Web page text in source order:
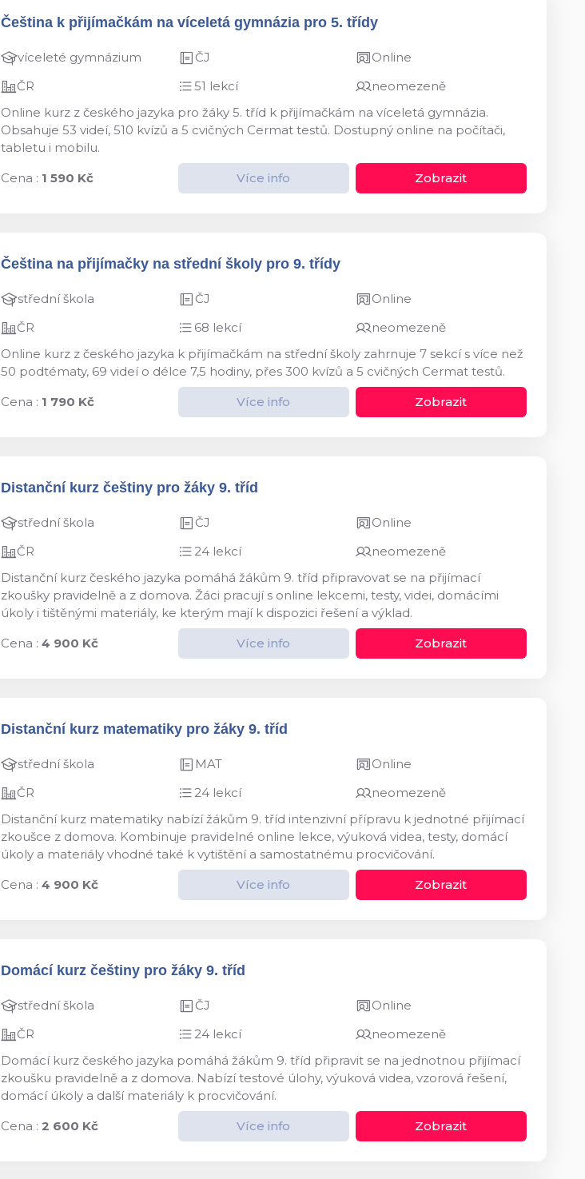
Čeština k přijímačkám na víceletá gymnázia pro 5. třídy
víceleté gymnázium ČJ
Online
ČR
51 lekcí
neomezeně
Online kurz z českého jazyka pro žáky 5. tříd k přijímačkám na víceletá gymnázia.
Obsahuje 53 videí, 510 kvízů a 5 cvičných Cermat testů. Dostupný online na počítači,
tabletu i mobilu.
Cena : 1 590 Kč Více info Zobrazit
Čeština na přijímačky na střední školy pro 9. třídy
střední škola ČJ
Online
ČR
68 lekcí
neomezeně
Online kurz z českého jazyka k přijímačkám na střední školy zahrnuje 7 sekcí s více než
50 podtématy, 69 videí o délce 7,5 hodiny, přes 300 kvízů a 5 cvičných Cermat testů.
Cena : 1 790 Kč Více info Zobrazit
Distanční kurz češtiny pro žáky 9. tříd
střední škola ČJ
Online
ČR
24 lekcí
neomezeně
Distanční kurz českého jazyka pomáhá žákům 9. tříd připravovat se na přijímací
zkoušky pravidelně a z domova. Žáci pracují s online lekcemi, testy, videi, domácími
úkoly i tištěnými materiály, ke kterým mají k dispozici řešení a výklad.
Cena : 4 900 Kč Více info Zobrazit
Distanční kurz matematiky pro žáky 9. tříd
střední škola MAT
Online
ČR
24 lekcí
neomezeně
Distanční kurz matematiky nabízí žákům 9. tříd intenzivní přípravu k jednotné přijímací
zkoušce z domova. Kombinuje pravidelné online lekce, výuková videa, testy, domácí
úkoly a materiály vhodné také k vytištění a samostatnému procvičování.
Cena : 4 900 Kč Více info Zobrazit
Domácí kurz češtiny pro žáky 9. tříd
střední škola ČJ
Online
ČR
24 lekcí
neomezeně
Domácí kurz českého jazyka pomáhá žákům 9. tříd připravit se na jednotnou přijímací
zkoušku pravidelně a z domova. Nabízí testové úlohy, výuková videa, vzorová řešení,
domácí úkoly a další materiály k procvičování.
Cena : 2 600 Kč Více info Zobrazit